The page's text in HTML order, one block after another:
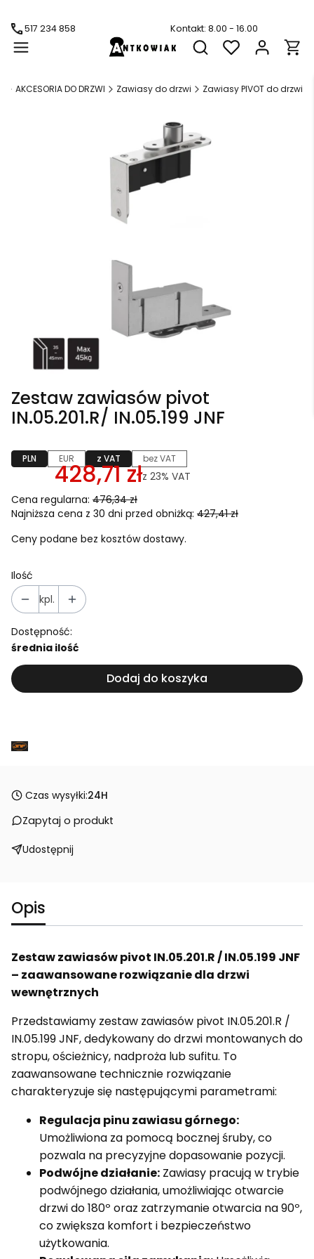
517 234 858 Kontakt: 8.00 - 16.00
Otwórz wyszukiwarkę
AKCESORIA DO DRZWI Zawiasy do drzwi Zawiasy PIVOT do drzwi
Zestaw zawiasów pivot
IN.05.201.R/ IN.05.199 JNF
PLN EUR z VAT bez VAT
428,71 złz 23% VAT
Cena regularna: 476,34 zł
Najniższa cena z 30 dni przed obniżką: 427,41 zł
Ceny podane bez kosztów dostawy.
Ilość
kpl.
Dostępność:
średnia ilość
Dodaj do koszyka
Czas wysyłki:24H
Zapytaj o produkt
Udostępnij
Opis
Zestaw zawiasów pivot IN.05.201.R / IN.05.199 JNF
– zaawansowane rozwiązanie dla drzwi
wewnętrznych
Przedstawiamy zestaw zawiasów pivot IN.05.201.R /
IN.05.199 JNF, dedykowany do drzwi montowanych do
stropu, ościeżnicy, nadproża lub sufitu. To
zaawansowane technicznie rozwiązanie
charakteryzuje się następującymi parametrami:
Regulacja pinu zawiasu górnego:
Umożliwiona za pomocą bocznej śruby, co
pozwala na precyzyjne dopasowanie pozycji.
Podwójne działanie: Zawiasy pracują w trybie
podwójnego działania, umożliwiając otwarcie
drzwi do 180º oraz zatrzymanie otwarcia na 90º,
co zwiększa komfort i bezpieczeństwo
użytkowania.